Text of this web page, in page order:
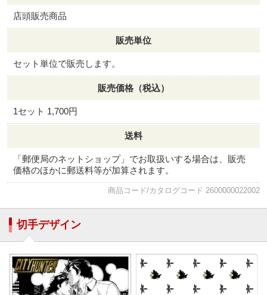
店頭販売商品
販売単位
セット単位で販売します。
販売価格（税込）
1セット 1,700円
送料
「郵便局のネットショップ」でお取扱いする場合は、販売
価格のほかに郵送料等が加算されます。
商品コード/カタログコード 2600000022002
切手デザイン